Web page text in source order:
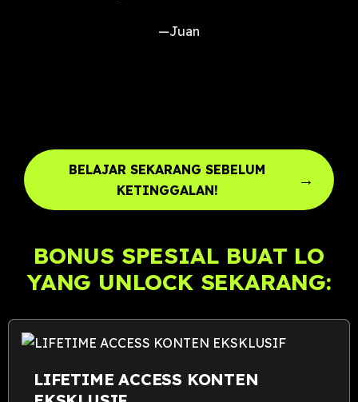
—Juan
BELAJAR SEKARANG SEBELUM
KETINGGALAN!
→
BONUS SPESIAL BUAT LO
YANG UNLOCK SEKARANG:
LIFETIME ACCESS KONTEN